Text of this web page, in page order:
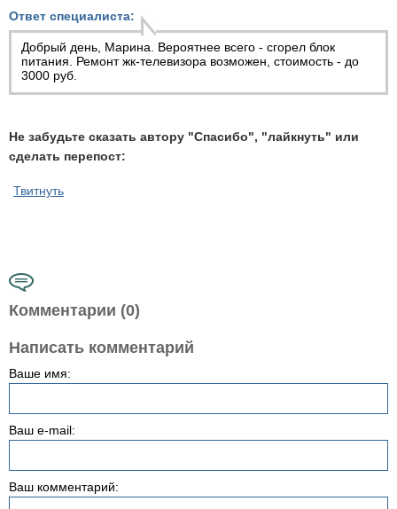
Ответ специалиста:
Добрый день, Марина. Вероятнее всего - сгорел блок
питания. Ремонт жк-телевизора возможен, стоимость - до
3000 руб.
Не забудьте сказать автору "Спасибо", "лайкнуть" или
сделать перепост:
Твитнуть
Комментарии (0)
Написать комментарий
Ваше имя:
Ваш e-mail:
Ваш комментарий: